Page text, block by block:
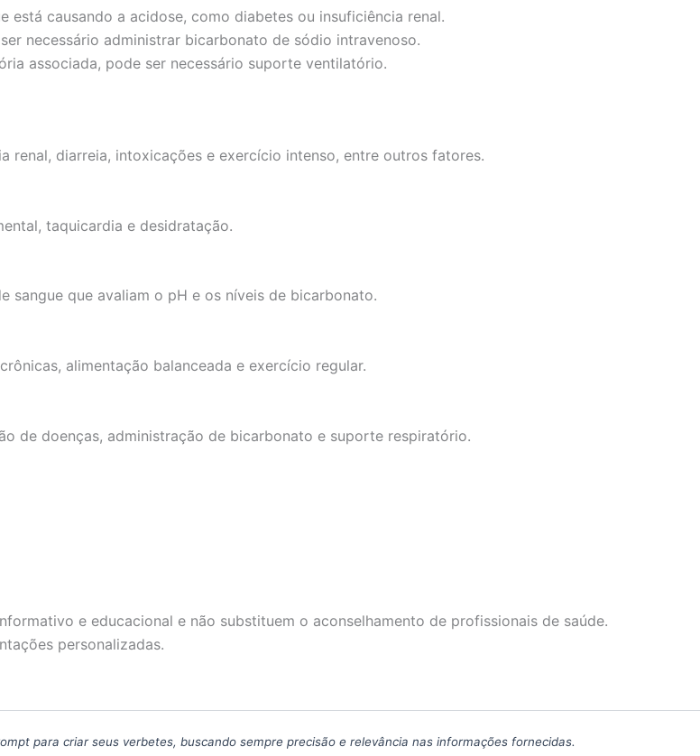
está causando a acidose, como diabetes ou insuficiência renal.
necessário administrar bicarbonato de sódio intravenoso.
associada, pode ser necessário suporte ventilatório.
renal, diarreia, intoxicações e exercício intenso, entre outros fatores.
taquicardia e desidratação.
que avaliam o pH e os níveis de bicarbonato.
alimentação balanceada e exercício regular.
de doenças, administração de bicarbonato e suporte respiratório.
e educacional e não substituem o aconselhamento de profissionais de saúde.
personalizadas.
para criar seus verbetes, buscando sempre precisão e relevância nas informações fornecidas.